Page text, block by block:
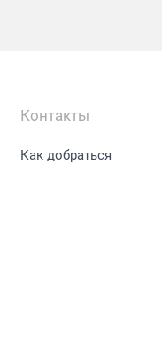
Контакты
Как добраться